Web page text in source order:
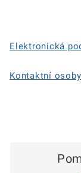
Elektronická
Kontaktní osoby